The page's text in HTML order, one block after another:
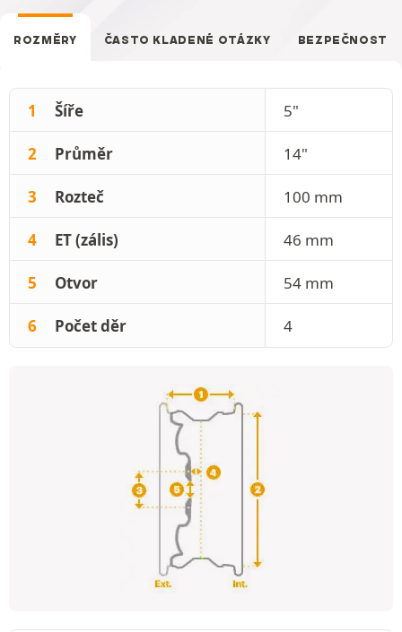
ROZMĚRY ČASTO KLADENÉ OTÁZKY BEZPEČNOST
1 Šíře 5"
2 Průměr 14"
3 Rozteč 100 mm
4 ET (zális) 46 mm
5 Otvor 54 mm
6 Počet děr 4